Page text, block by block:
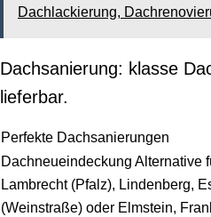
Dachlackierung,
Dachsanierung: klasse
lieferbar.
Perfekte Dachsanierungen
Dachneueindeckung Alternative
Lambrecht (Pfalz), Lindenberg,
(Weinstraße) oder Elmstein,